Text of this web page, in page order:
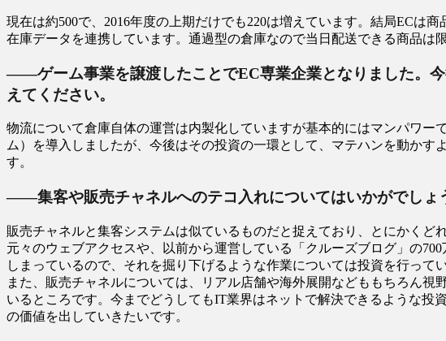
現在は約500で、2016年度の上期だけでも220は増えています。結局ECは
在庫データを連携しています。通過型の倉庫なので当日配送できる商品は
――ゲーム事業を譲渡したことでEC専業企業となりました。
えてください。
物流について倉庫自体の運営は内製化していますが基本的にはマンパワ
ム）を導入しましたが、今後はその投資の一環として、マテハンを動か
す。
――集客や販売チャネルへのテコ入れについてはいかがでしょ
販売チャネルと集客システムは似ているものだと捉えており、とにかくど
元々のウェブアクセスや、以前から運営している「クルーズブログ」の
しまっているので、それを掘り下げるような作業については投資を行ってい
また、販売チャネルについては、リアル店舗や海外展開などももちろん
いるところです。今までどうしてもIT業界はネットで解決できるような
の価値を出していきたいです。